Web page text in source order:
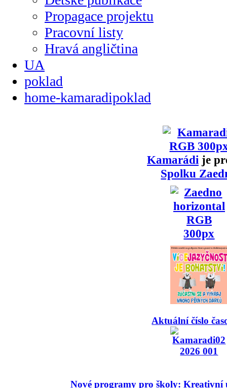
Propagace projektu
Pracovní listy
Hravá angličtina
UA
poklad
home-kamaradipoklad
Kamarádi je
Spolku
Aktuální číslo
Nové programy pro školy: Kreativní